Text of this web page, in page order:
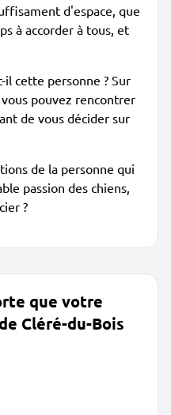
d'espace, que
à accorder à tous, et
cette personne ? Sur
pouvez rencontrer
de vous décider sur
de la personne qui
passion des chiens,
?
que votre
Cléré-du-Bois